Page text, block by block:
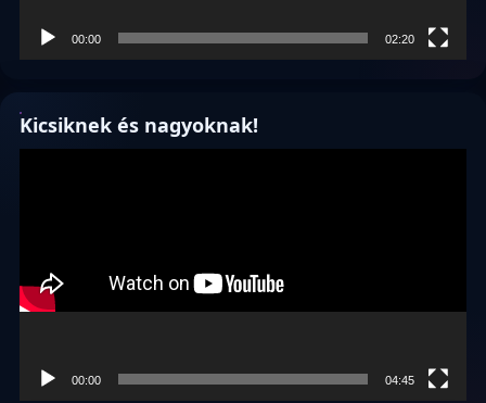
00:00 02:20
Kicsiknek és nagyoknak!
00:00 04:45